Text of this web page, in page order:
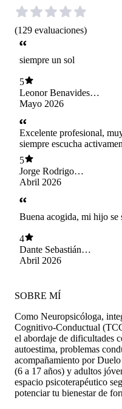
(129 evaluaciones)
siempre un sol
5
Leonor Benavides
Torres
Mayo 2026
Excelente profesional,
siempre escucha
desenmarañar los
diatintas herramientas
solos. Muchas gracias!
5
Jorge Rodrigo
Contreras
Abril 2026
Buena acogida, mi hijo se
4
Dante Sebastián
Vidal Araneda
Abril 2026
SOBRE MÍ
Como Neuropsicóloga,
Cognitivo-Conductual
el abordaje de dificultades
autoestima, problemas
acompañamiento por
(6 a 17 años) y adultos
espacio psicoterapéutico
potenciar tu bienestar de